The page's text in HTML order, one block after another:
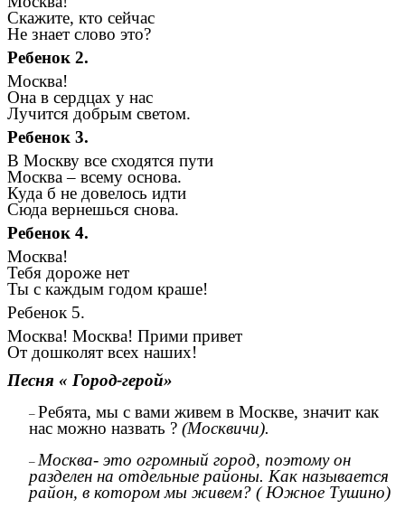
Скажите, кто сейчас
Не знает слово это?
Ребенок 2.
Москва!
Она в сердцах у нас
Лучится добрым светом.
Ребенок 3.
В Москву все сходятся пути
Москва – всему основа.
Куда б не довелось идти
Сюда вернешься снова.
Ребенок 4.
Москва!
Тебя дороже нет
Ты с каждым годом краше!
Ребенок 5.
Москва! Москва! Прими привет
От дошколят всех наших!
Песня « Город-герой»
Ребята, мы с вами живем в Москве, значит как
нас можно назвать ? (Москвичи).
Москва- это огромный город, поэтому он
разделен на отдельные районы. Как называется
район, в котором мы живем? ( Южное Тушино)